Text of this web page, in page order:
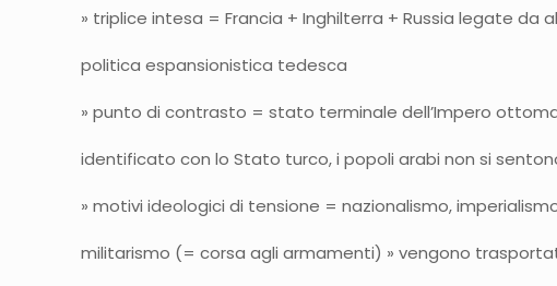
» triplice intesa = Francia + Inghilterra + Russia legate da
politica espansionistica tedesca
» punto di contrasto = stato terminale dell’Impero
identificato con lo Stato turco, i popoli arabi non si
» motivi ideologici di tensione = nazionalismo,
militarismo (= corsa agli armamenti) » vengono